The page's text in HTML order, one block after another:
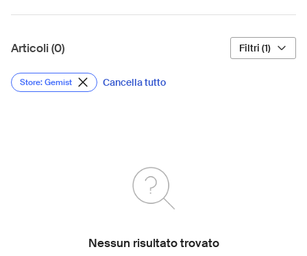
Articoli (0) Filtri (1)
Store: Gemist Cancella tutto
Nessun risultato trovato